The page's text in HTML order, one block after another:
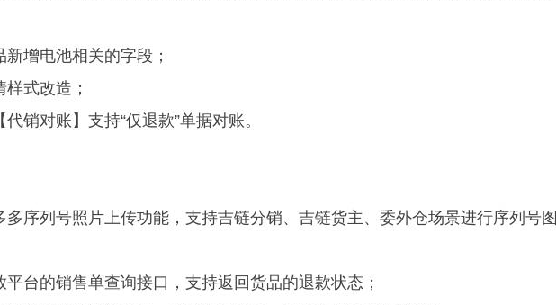
增电池相关的字段；
式改造；
销对账】支持“仅退款”单据对账。
多序列号照片上传功能，支持吉链分销、吉链货主、委外仓场景进行序列号
台的销售单查询接口，支持返回货品的退款状态；